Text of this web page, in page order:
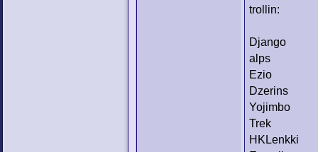
trollin:
Django
alps
Ezio
Dzerins
Yojimbo
Trek
HKLenkki